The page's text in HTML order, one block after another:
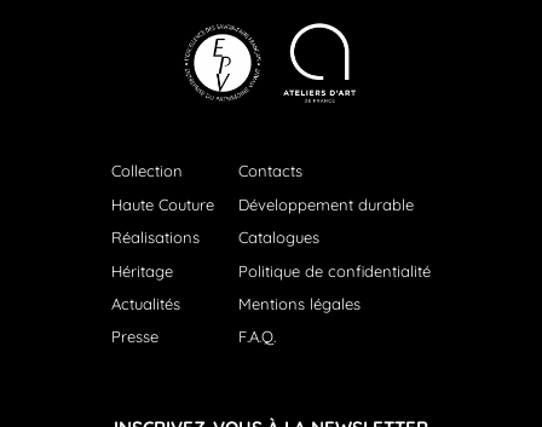
Collection
Haute Couture
Réalisations
Héritage
Actualités
Presse
Contacts
Développement durable
Catalogues
Politique de confidentialité
Mentions légales
F.A.Q.